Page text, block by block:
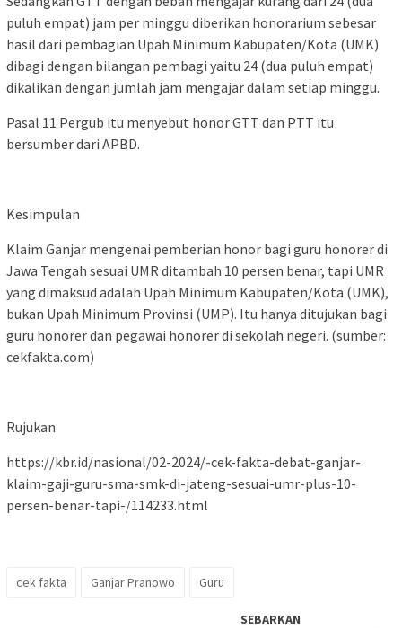
puluh empat) jam per minggu diberikan honorarium sebesar
hasil dari pembagian Upah Minimum Kabupaten/Kota (UMK)
dibagi dengan bilangan pembagi yaitu 24 (dua puluh empat)
dikalikan dengan jumlah jam mengajar dalam setiap minggu.
Pasal 11 Pergub itu menyebut honor GTT dan PTT itu
bersumber dari APBD.
Kesimpulan
Klaim Ganjar mengenai pemberian honor bagi guru honorer di
Jawa Tengah sesuai UMR ditambah 10 persen benar, tapi UMR
yang dimaksud adalah Upah Minimum Kabupaten/Kota (UMK),
bukan Upah Minimum Provinsi (UMP). Itu hanya ditujukan bagi
guru honorer dan pegawai honorer di sekolah negeri. (sumber:
cekfakta.com)
Rujukan
https://kbr.id/nasional/02-2024/-cek-fakta-debat-ganjar-
klaim-gaji-guru-sma-smk-di-jateng-sesuai-umr-plus-10-
persen-benar-tapi-/114233.html
cek fakta Ganjar Pranowo Guru
SEBARKAN